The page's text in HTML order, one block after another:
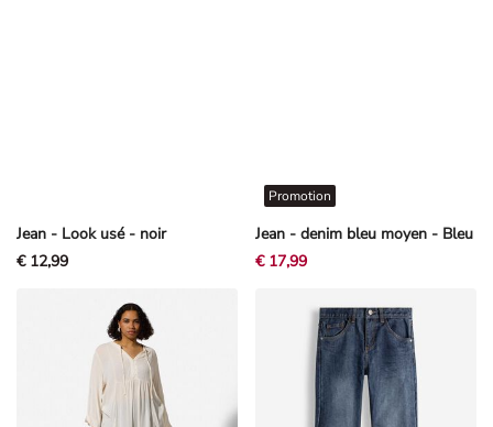
Jean - Look usé - noir
€ 12,99
Jean - denim bleu moyen - Bleu
Promotion
€ 17,99